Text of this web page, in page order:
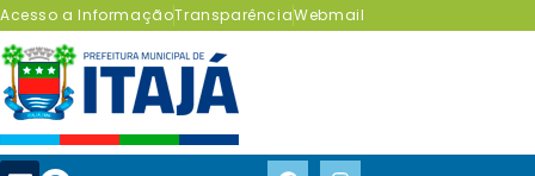
Acesso a InformaçãoTransparênciaWebmail